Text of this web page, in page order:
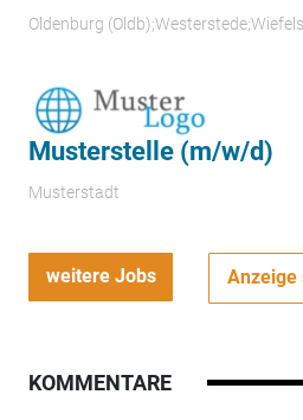
Oldenburg
Musterstelle (m/w/d)
Musterstadt
weitere Jobs Anzeige
KOMMENTARE